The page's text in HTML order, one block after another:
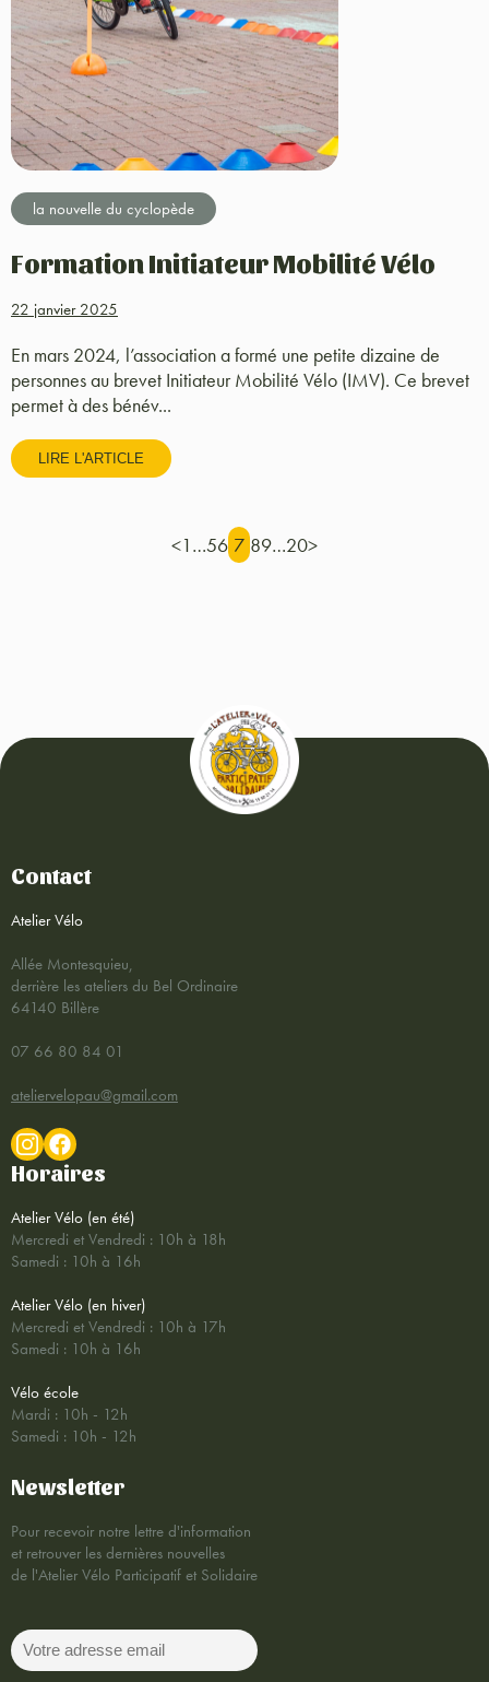
la nouvelle du cyclopède
Formation Initiateur Mobilité Vélo
22 janvier 2025
En mars 2024, l’association a formé une petite dizaine de
personnes au brevet Initiateur Mobilité Vélo (IMV). Ce brevet
permet à des bénév...
LIRE L'ARTICLE
<1…56 7 89…20>
Contact
Atelier Vélo
Allée Montesquieu,
derrière les ateliers du Bel Ordinaire
64140 Billère
07 66 80 84 01
ateliervelopau@gmail.com
Horaires
Atelier Vélo (en été)
Mercredi et Vendredi : 10h à 18h
Samedi : 10h à 16h
Atelier Vélo (en hiver)
Mercredi et Vendredi : 10h à 17h
Samedi : 10h à 16h
Vélo école
Mardi : 10h - 12h
Samedi : 10h - 12h
Newsletter
Pour recevoir notre lettre d'information
et retrouver les dernières nouvelles
de l'Atelier Vélo Participatif et Solidaire